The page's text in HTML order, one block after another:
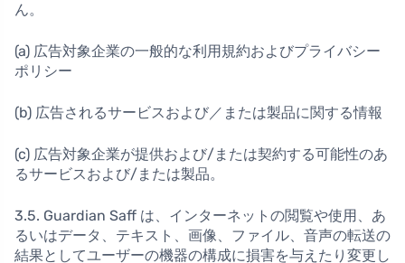
ん。
(a) 広告対象企業の一般的な利用規約およびプライバシー
ポリシー
(b) 広告されるサービスおよび／または製品に関する情報
(c) 広告対象企業が提供および/または契約する可能性のあ
るサービスおよび/または製品。
3.5. Guardian Saff は、インターネットの閲覧や使用、あ
るいはデータ、テキスト、画像、ファイル、音声の転送の
結果としてユーザーの機器の構成に損害を与えたり変更し